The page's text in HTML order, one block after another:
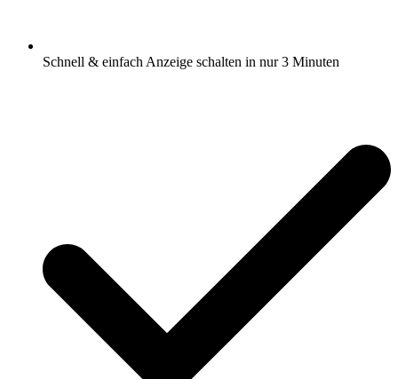
Schnell & einfach Anzeige schalten in nur 3 Minuten